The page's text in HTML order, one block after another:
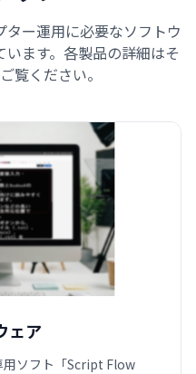
ー運用に必要なソフトウ
ます。各製品の詳細はそ
覧ください。
ェア
用ソフト「Script Flow